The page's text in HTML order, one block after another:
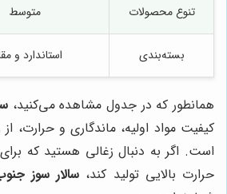
تنوع محصولات متوسط
بسته‌بندی استاندارد و
همانطور که در جدول مشاهده می‌کنید،
کیفیت مواد اولیه، ماندگاری و حرارت،
است. اگر به دنبال زغالی هستید که
حرارت بالایی تولید کند، سالار سوز